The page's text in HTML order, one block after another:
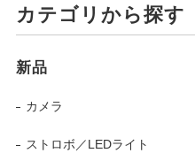
カテゴリから探す
新品
カメラ
ストロボ／LEDライト